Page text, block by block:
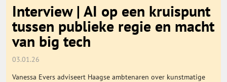
Favorieten
Interview | AI op een kruispunt
tussen publieke regie en macht
van big tech
03.01.26
Vanessa Evers adviseert Haagse ambtenaren over kunstmatige